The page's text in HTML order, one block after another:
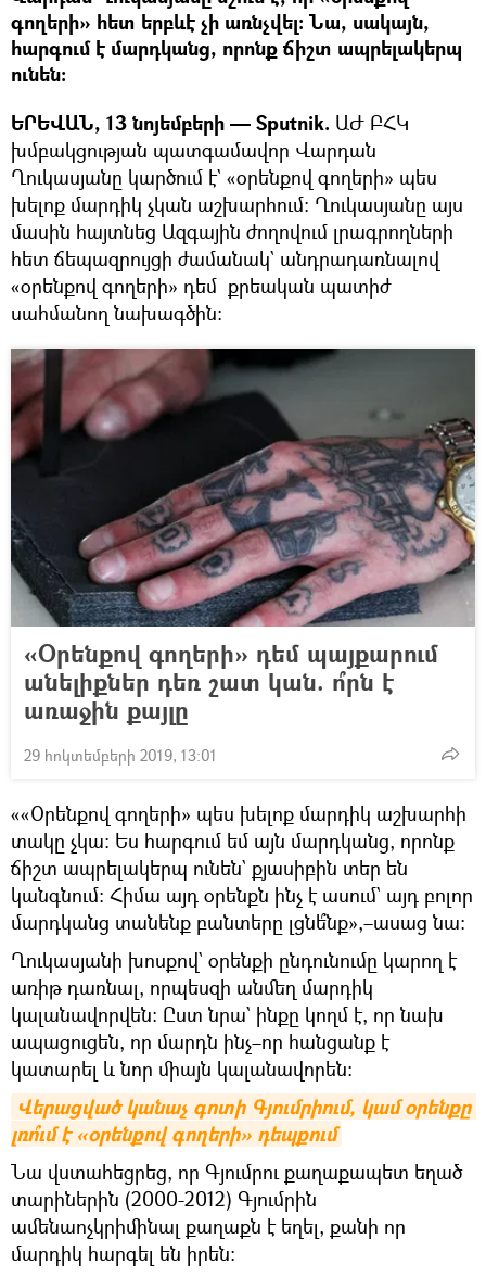
գողերի» հետ երբևէ չի առնչվել։ Նա, սակայն,
հարգում է մարդկանց, որոնք ճիշտ ապրելակերպ
ունեն։
ԵՐԵՎԱՆ, 13 նոյեմբերի — Sputnik. ԱԺ ԲՀԿ
խմբակցության պատգամավոր Վարդան
Ղուկասյանը կարծում է` «օրենքով գողերի» պես
խելոք մարդիկ չկան աշխարհում։ Ղուկասյանը այս
մասին հայտնեց Ազգային ժողովում լրագրողների
հետ ճեպազրույցի ժամանակ` անդրադառնալով
«օրենքով գողերի» դեմ քրեական պատիժ
սահմանող նախագծին։
«Օրենքով գողերի» դեմ պայքարում
անելիքներ դեռ շատ կան. ո՞րն է
առաջին քայլը
29 հոկտեմբերի 2019, 13:01
««Օրենքով գողերի» պես խելոք մարդիկ աշխարհի
տակը չկա։ Ես հարգում եմ այն մարդկանց, որոնք
ճիշտ ապրելակերպ ունեն` քյասիբին տեր են
կանգնում։ Հիմա այդ օրենքն ինչ է ասում` այդ բոլոր
մարդկանց տանենք բանտերը լցնե՞նք»,–ասաց նա։
Ղուկասյանի խոսքով` օրենքի ընդունումը կարող է
առիթ դառնալ, որպեսզի անմեղ մարդիկ
կալանավորվեն։ Ըստ նրա` ինքը կողմ է, որ նախ
ապացուցեն, որ մարդն ինչ–որ հանցանք է
կատարել և նոր միայն կալանավորեն։
Վերացված կանաչ գոտի Գյումրիում, կամ օրենքը
լռո՞ւմ է «օրենքով գողերի» դեպքում
Նա վստահեցրեց, որ Գյումրու քաղաքապետ եղած
տարիներին (2000-2012) Գյումրին
ամենաոչկրիմինալ քաղաքն է եղել, քանի որ
մարդիկ հարգել են իրեն։